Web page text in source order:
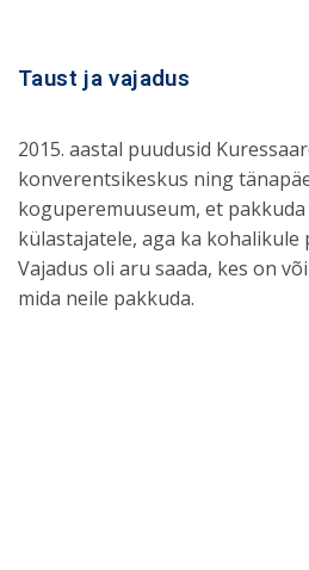
Taust ja vajadus
2015. aastal puudusid
konverentsikeskus ning
koguperemuuseum, et pakkuda
külastajatele, aga ka kohalikule
Vajadus oli aru saada, kes on
mida neile pakkuda.